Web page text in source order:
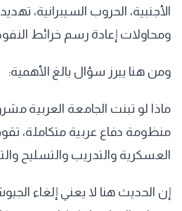
الأجنبية، الحروب السيبرانية،
ومحاولات إعادة رسم خرائط
ومن هنا يبرز سؤال بالغ الأهمية:
ماذا لو تبنت الجامعة العربية
منظومة دفاع عربية متكاملة،
العسكرية والتدريب والتسليح
إن الحديث هنا لا يعني إلغاء